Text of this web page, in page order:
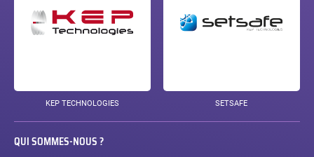
KEP TECHNOLOGIES SETSAFE
QUI SOMMES-NOUS ?